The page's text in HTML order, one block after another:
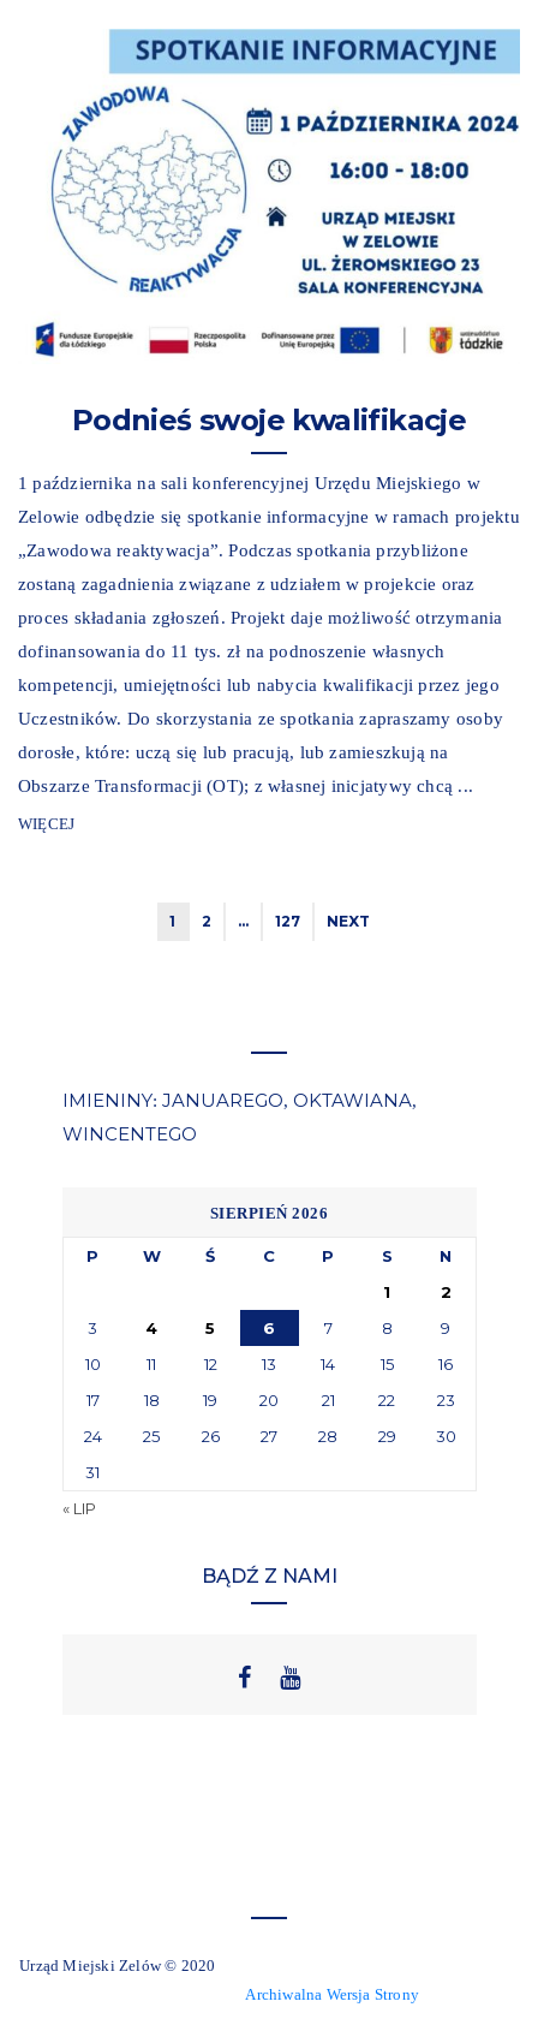
Podnieś swoje kwalifikacje
1 października na sali konferencyjnej Urzędu Miejskiego w
Zelowie odbędzie się spotkanie informacyjne w ramach projektu
„Zawodowa reaktywacja”. Podczas spotkania przybliżone
zostaną zagadnienia związane z udziałem w projekcie oraz
proces składania zgłoszeń. Projekt daje możliwość otrzymania
dofinansowania do 11 tys. zł na podnoszenie własnych
kompetencji, umiejętności lub nabycia kwalifikacji przez jego
Uczestników. Do skorzystania ze spotkania zapraszamy osoby
dorosłe, które: uczą się lub pracują, lub zamieszkują na
Obszarze Transformacji (OT); z własnej inicjatywy chcą ...
WIĘCEJ
1 2 … 127 NEXT
IMIENINY: JANUAREGO, OKTAWIANA,
WINCENTEGO
SIERPIEŃ 2026
P W Ś C P S
N
1
2
3
4 5 6 7 8
9
10
11 12 13 14 15
16
17
18 19 20 21 22
23
24
25 26 27 28 29
30
31
« LIP
BĄDŹ Z NAMI
Urząd Miejski Zelów © 2020
Archiwalna Wersja Strony